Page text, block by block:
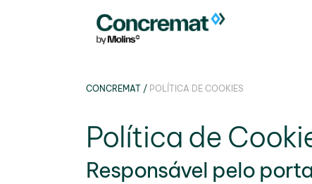
CONCREMAT / POLÍTICA DE COOKIES
Política de
Responsável pelo